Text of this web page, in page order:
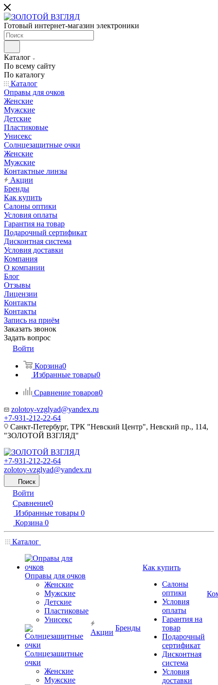
Готовый интернет-магазин электроники
Каталог
По всему сайту
По каталогу
Каталог
Оправы для очков
Женские
Мужские
Детские
Пластиковые
Унисекс
Солнцезащитные очки
Женские
Мужские
Контактные линзы
Акции
Бренды
Как купить
Салоны оптики
Условия оплаты
Гарантия на товар
Подарочный сертификат
Дисконтная система
Условия доставки
Компания
О компании
Блог
Отзывы
Лицензии
Контакты
Контакты
Запись на приём
Заказать звонок
Задать вопрос
Войти
Корзина0
Избранные товары0
Сравнение товаров0
zolotoy-vzglyad@yandex.ru
+7-931-212-22-64
Санкт-Петербург, ТРК "Невский Центр", Невский пр., 114,
"ЗОЛОТОЙ ВЗГЛЯД"
+7-931-212-22-64
zolotoy-vzglyad@yandex.ru
Поиск
Войти
Сравнение0
Избранные товары 0
Корзина 0
Каталог
Оправы для очков
Женские
Мужские
Детские
Пластиковые
Унисекс
Солнцезащитные
очки
Женские
Мужские
Акции
Бренды
Как купить
Салоны
оптики
Условия
оплаты
Гарантия на
товар
Подарочный
сертификат
Дисконтная
система
Условия
доставки